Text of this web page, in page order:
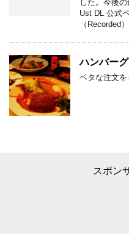
した。今後
Ust DL 公式
（Recorded
ハンバー
ベタな注文を
スポン